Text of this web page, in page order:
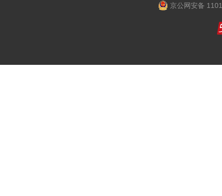
京公网安备